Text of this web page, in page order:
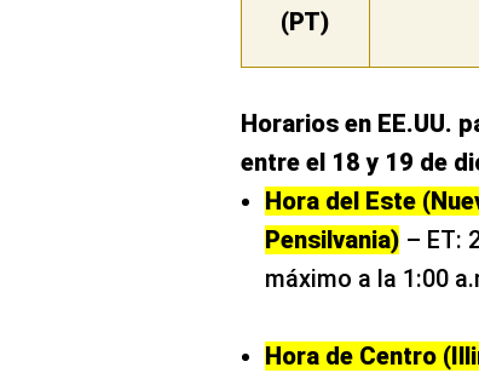
(PT)
Horarios en EE.UU.
entre el 18 y 19 de
Hora del Este
Pensilvania)– ET:
máximo a la 1:00
Hora de Centro